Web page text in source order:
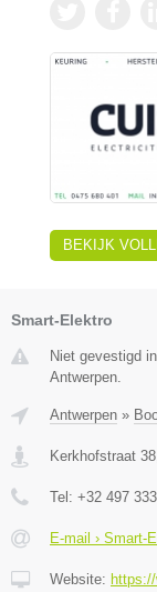
BEKIJK
Smart-Elektro
Niet gevestigd
Antwerpen.
Antwerpen »
Kerkhofstraat 38
Tel: +32 497
E-mail › Smart-
Website: